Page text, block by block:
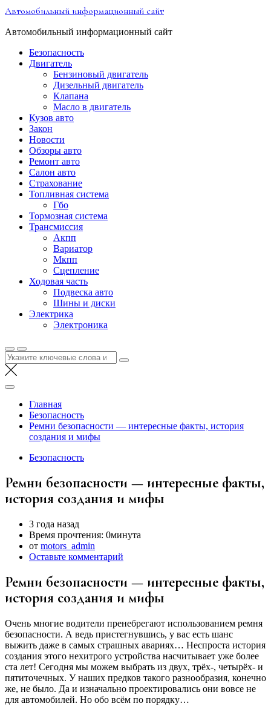
Перейти
содержимому
Автомобильный информационный сайт
Автомобильный информационный сайт
Безопасность
Двигатель
Бензиновый двигатель
Дизельный двигатель
Клапана
Масло в двигатель
Кузов авто
Закон
Новости
Обзоры авто
Ремонт авто
Салон авто
Страхование
Топливная система
Гбо
Тормозная система
Трансмиссия
Акпп
Вариатор
Мкпп
Сцепление
Ходовая часть
Подвеска авто
Шины и диски
Электрика
Электроника
Найти:
Главная
Безопасность
Ремни безопасности — интересные факты, история
создания и мифы
Безопасность
Ремни безопасности — интересные факты,
история создания и мифы
3 года назад
Время прочтения: 0минута
от motors_admin
Оставьте комментарий
Ремни безопасности — интересные факты,
история создания и мифы
Очень многие водители пренебрегают использованием ремня
безопасности. А ведь пристегнувшись, у вас есть шанс
выжить даже в самых страшных авариях… Неспроста история
создания этого нехитрого устройства насчитывает уже более
ста лет! Сегодня мы можем выбрать из двух, трёх-, четырёх- и
пятиточечных. У наших предков такого разнообразия, конечно
же, не было. Да и изначально проектировались они вовсе не
для автомобилей. Но обо всём по порядку…